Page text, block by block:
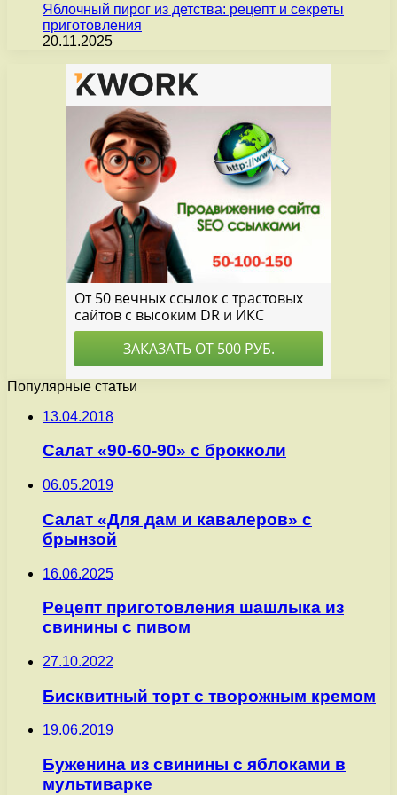
Яблочный пирог из детства: рецепт и секреты
приготовления
20.11.2025
Популярные статьи
13.04.2018
Салат «90-60-90» с брокколи
06.05.2019
Салат «Для дам и кавалеров» с
брынзой
16.06.2025
Рецепт приготовления шашлыка из
свинины с пивом
27.10.2022
Бисквитный торт с творожным кремом
19.06.2019
Буженина из свинины с яблоками в
мультиварке